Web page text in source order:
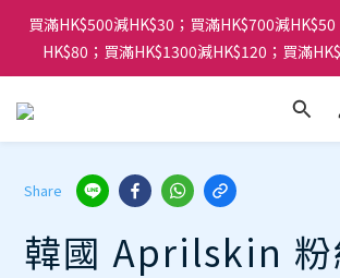
買滿HK$500減HK$30；買滿HK$700減
HK$80；買滿HK$1300減HK$120；買滿
Share
韓國 Aprilskin 粉